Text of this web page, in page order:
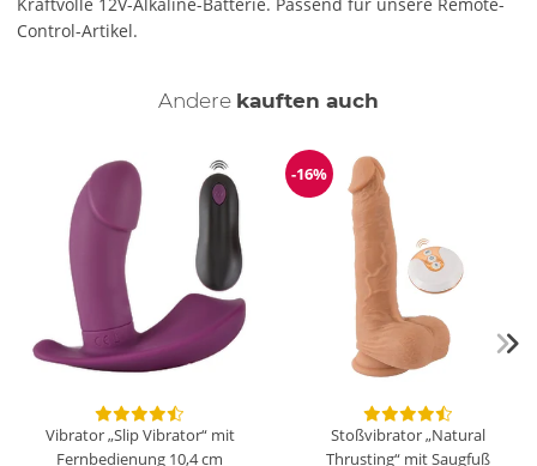
Control-Artikel.
Andere kauften auch
Vibrator „Slip Vibrator“ mit
Fernbedienung 10,4 cm
Reduzierung
-16%
Stoßvibrator „Natural
Thrusting“ mit Saugfuß